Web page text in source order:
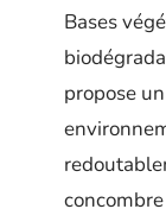
Bases
propose